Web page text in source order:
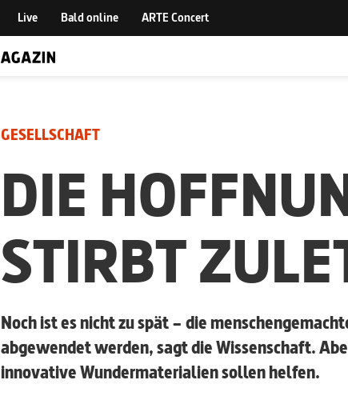
GESELLSCHAFT
DIE
STIRBT
Noch ist es nicht zu spät – die
abgewendet werden, sagt die Wissenschaft.
innovative Wundermaterialien sollen helfen.